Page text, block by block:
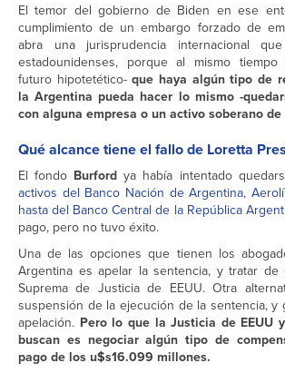
El temor del gobierno de Biden en ese
cumplimiento de un embargo forzado de
abra una jurisprudencia internacional
estadounidenses, porque al mismo
futuro hipotetético-que haya algún tipo de
la Argentina pueda hacer lo mismo -
con alguna empresa o un activo soberano de
Qué alcance tiene el fallo de Loretta
El fondo Burford ya había intentado
activos del Banco Nación de Argentina,
hasta del Banco Central de la República
pago, pero no tuvo éxito.
Una de las opciones que tienen los
Argentina es apelar la sentencia, y tratar de
Suprema de Justicia de EEUU. Otra
suspensión de la ejecución de la sentencia, y
apelación. Pero lo que la Justicia de EEUU
buscan es negociar algún tipo de
pago de los u$s16.099 millones.